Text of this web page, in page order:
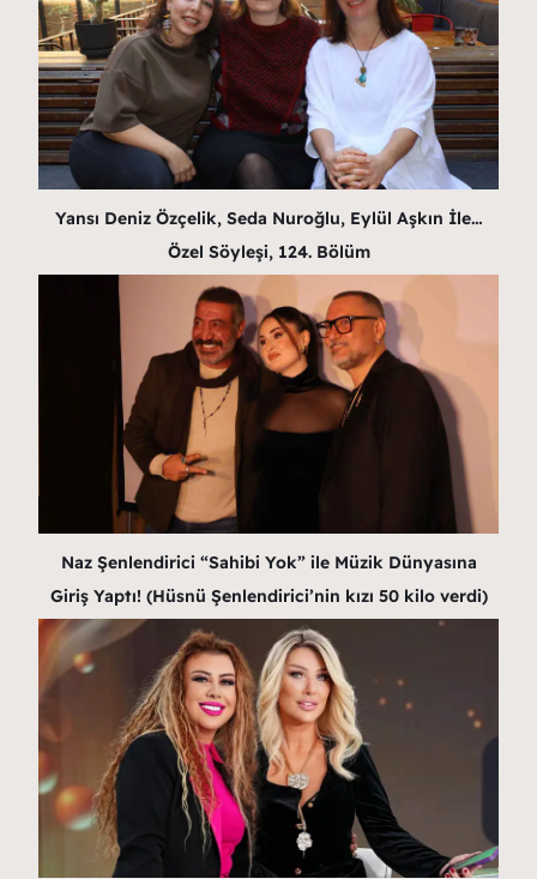
Yansı Deniz Özçelik, Seda Nuroğlu, Eylül Aşkın İle…
Özel Söyleşi, 124. Bölüm
Naz Şenlendirici “Sahibi Yok” ile Müzik Dünyasına
Giriş Yaptı! (Hüsnü Şenlendirici’nin kızı 50 kilo verdi)